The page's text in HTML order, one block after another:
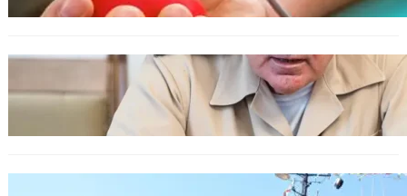
БЪЛГАРИЯ
Ефтимов: Няма преднамерени действия
срещу България, дронът край Кардам е бил
примамка